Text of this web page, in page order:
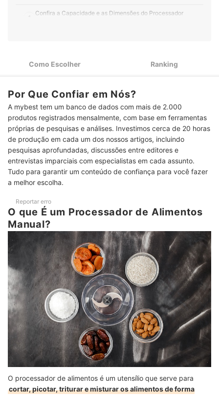
1
Confira a Capacidade e as Dimensões do Processador
3 Dê Preferência ao Processador Manual com Corda Retrátil
4
Acessórios Adicionais
5
Escolha o Processador de Alimentos Manual na Sua Cor
Favorita
Top 10 Melhores Processadores de Alimentos Manuais
Conheça Outros Utensílios Úteis para Sua Cozinha
Como Escolher Ranking
Por Que Confiar em Nós?
A mybest tem um banco de dados com mais de 2.000
produtos registrados mensalmente, com base em ferramentas
próprias de pesquisas e análises. Investimos cerca de 20 horas
de produção em cada um dos nossos artigos, incluindo
pesquisas aprofundadas, discussões entre editores e
entrevistas imparciais com especialistas em cada assunto.
Tudo para garantir um conteúdo de confiança para você fazer
a melhor escolha.
Reportar erro
O que É um Processador de Alimentos
Manual?
O processador de alimentos é um utensílio que serve para
cortar, picotar, triturar e misturar os alimentos de forma